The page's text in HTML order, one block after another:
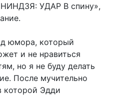
НИНДЗЯ: УДАР В спину»,
юмора, который
и не нравиться
но я не буду делать
После мучительно
которой Эдди